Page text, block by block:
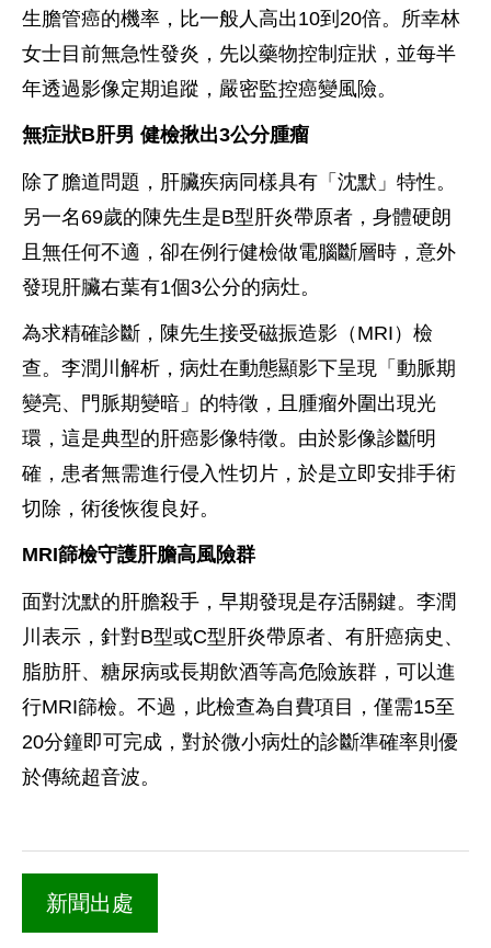
生膽管癌的機率，比一般人高出10到20倍。所幸林
女士目前無急性發炎，先以藥物控制症狀，並每半
年透過影像定期追蹤，嚴密監控癌變風險。
無症狀B肝男 健檢揪出3公分腫瘤
除了膽道問題，肝臟疾病同樣具有「沈默」特性。
另一名69歲的陳先生是B型肝炎帶原者，身體硬朗
且無任何不適，卻在例行健檢做電腦斷層時，意外
發現肝臟右葉有1個3公分的病灶。
為求精確診斷，陳先生接受磁振造影（MRI）檢
查。李潤川解析，病灶在動態顯影下呈現「動脈期
變亮、門脈期變暗」的特徵，且腫瘤外圍出現光
環，這是典型的肝癌影像特徵。由於影像診斷明
確，患者無需進行侵入性切片，於是立即安排手術
切除，術後恢復良好。
MRI篩檢守護肝膽高風險群
面對沈默的肝膽殺手，早期發現是存活關鍵。李潤
川表示，針對B型或C型肝炎帶原者、有肝癌病史、
脂肪肝、糖尿病或長期飲酒等高危險族群，可以進
行MRI篩檢。不過，此檢查為自費項目，僅需15至
20分鐘即可完成，對於微小病灶的診斷準確率則優
於傳統超音波。
新聞出處